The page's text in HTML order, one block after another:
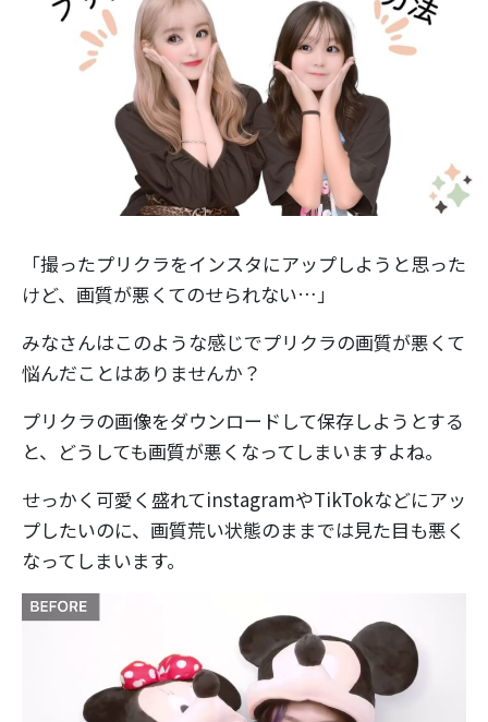
「撮ったプリクラをインスタにアップしようと思った
けど、画質が悪くてのせられない…」
みなさんはこのような感じでプリクラの画質が悪くて
悩んだことはありませんか？
プリクラの画像をダウンロードして保存しようとする
と、どうしても画質が悪くなってしまいますよね。
せっかく可愛く盛れてinstagramやTikTokなどにアッ
プしたいのに、画質荒い状態のままでは見た目も悪く
なってしまいます。